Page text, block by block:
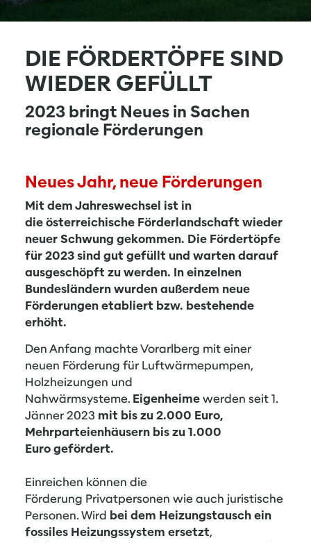
DIE FÖRDERTÖPFE SIND
WIEDER GEFÜLLT
2023 bringt Neues in Sachen
regionale Förderungen
Neues Jahr, neue Förderungen
Mit dem Jahreswechsel ist in
die österreichische Förderlandschaft wieder
neuer Schwung gekommen. Die Fördertöpfe
für 2023 sind gut gefüllt und warten darauf
ausgeschöpft zu werden. In einzelnen
Bundesländern wurden außerdem neue
Förderungen etabliert bzw. bestehende
erhöht.
Den Anfang machte Vorarlberg mit einer
neuen Förderung für Luftwärmepumpen,
Holzheizungen und
Nahwärmsysteme. Eigenheimewerden seit 1.
Jänner 2023 mit bis zu 2.000 Euro,
Mehrparteienhäusern bis zu 1.000
Euro gefördert.
Einreichen können die
Förderung Privatpersonen wie auch juristische
Personen. Wird bei dem Heizungstausch ein
fossiles Heizungssystem ersetzt,